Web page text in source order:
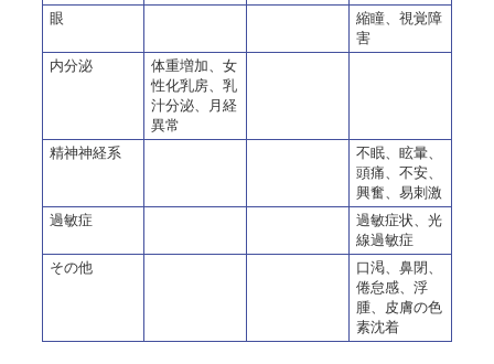
眼
縮瞳、視覚障
害
内分泌
体重増加、女
性化乳房、乳
汁分泌、月経
異常
精神神経系
不眠、眩暈、
頭痛、不安、
興奮、易刺激
過敏症
過敏症状、光
線過敏症
その他
口渇、鼻閉、
倦怠感、浮
腫、皮膚の色
素沈着